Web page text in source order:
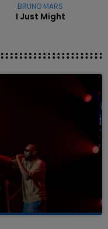
BRUNO MARS
I Just Might